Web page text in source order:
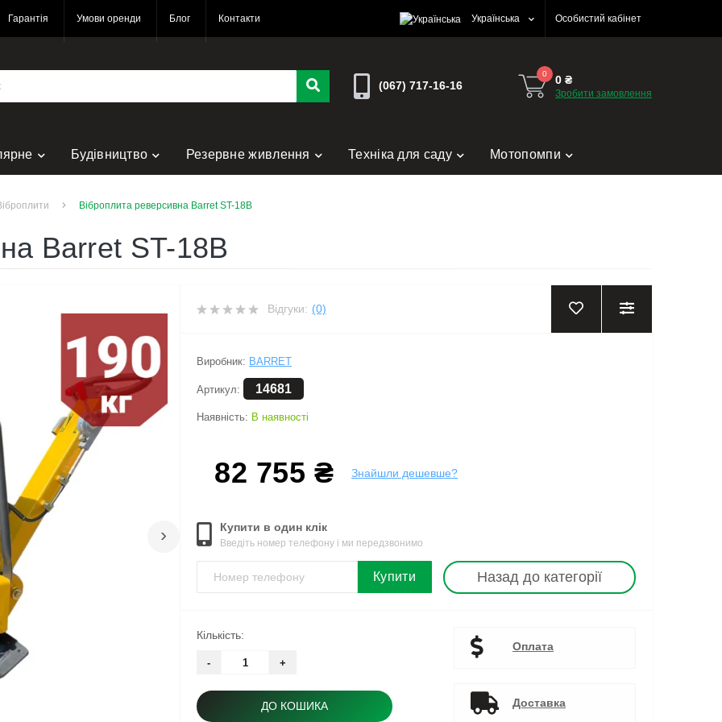
Гарантія Умови оренди Блог Контакти Українська Особистий кабінет
(067) 717-16-16
0 0 ₴
Зробити замовлення
Будівництво Резервне живлення Техніка для саду Мотопомпи
Віброплита реверсивна Barret ST-18B
Barret ST-18B
›
Відгуки: (0)
Виробник: BARRET
Артикул: 14681
Наявність: В наявності
82 755 ₴ Знайшли дешевше?
Купити в один клік
Введіть номер телефону і ми передзвонимо
Купити Назад до категорії
Кількість:
- +
ДО КОШИКА
Оплата
Доставка